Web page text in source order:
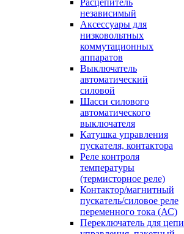
Расцепитель
независимый
Аксессуары для
низковольтных
коммутационных
аппаратов
Выключатель
автоматический
силовой
Шасси силового
автоматического
выключателя
Катушка управления
пускателя, контактора
Реле контроля
температуры
(термисторное реле)
Контактор/магнитный
пускатель/силовое реле
переменного тока (АС)
Переключатель для цепи